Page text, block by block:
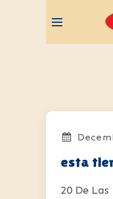
esta
20 De Las